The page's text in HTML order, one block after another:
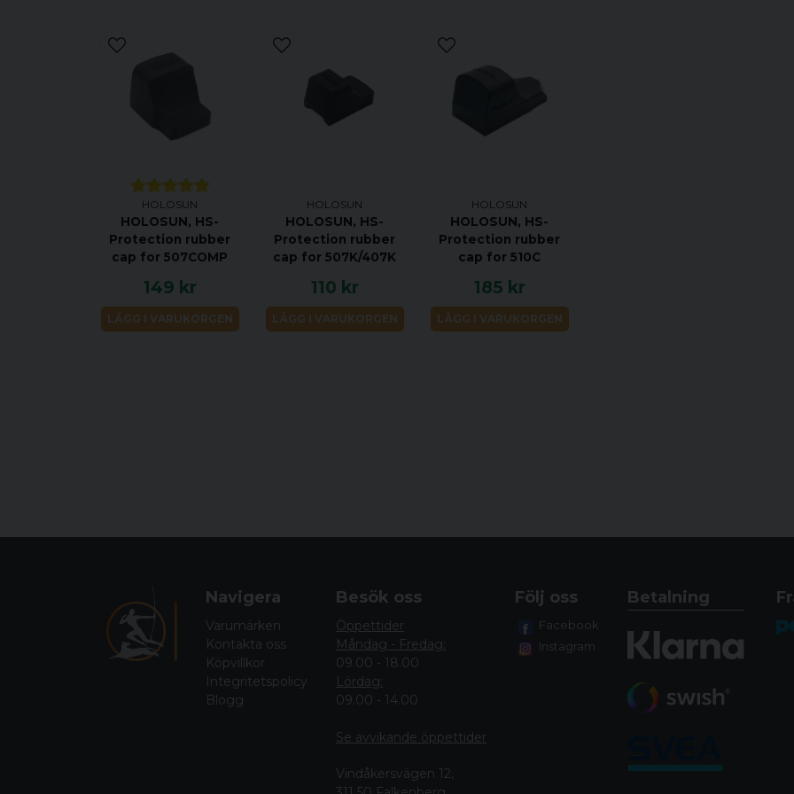
HOLOSUN
HOLOSUN, HS-
Protection rubber
cap for 507COMP
149 kr
LÄGG I VARUKORGEN
HOLOSUN
HOLOSUN, HS-
Protection rubber
cap for 507K/407K
110 kr
LÄGG I VARUKORGEN
HOLOSUN
HOLOSUN, HS-
Protection rubber
cap for 510C
185 kr
LÄGG I VARUKORGEN
Navigera
Varumärken
Kontakta oss
Köpvillkor
Integritetspolicy
Blogg
Besök oss
Öppettider
Måndag - Fredag:
09.00 - 18.00
Lördag:
09.00 - 14.00
Se avvikande öppettider
Vindåkersvägen 12,
Följ oss
Facebook
Instagram
Betalning